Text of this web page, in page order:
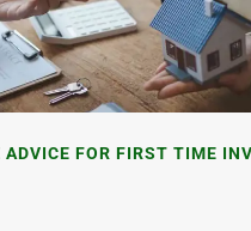
ADVICE FOR FIRST TIME